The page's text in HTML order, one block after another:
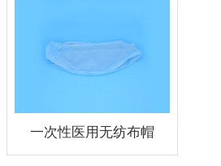
一次性医用无纺布帽